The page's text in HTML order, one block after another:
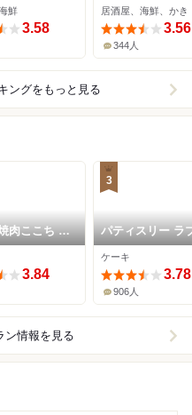
鮮
3.58
居酒屋、海鮮、かき
3.56
344人
ングをもっと見る
肉ここち 市
3.84
3
パティスリー ラ
コチエ
ケーキ
3.78
906人
ン情報を見る